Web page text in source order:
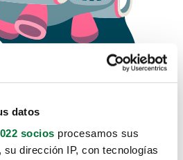
datos
socios procesamos sus
dirección IP, con tecnologías